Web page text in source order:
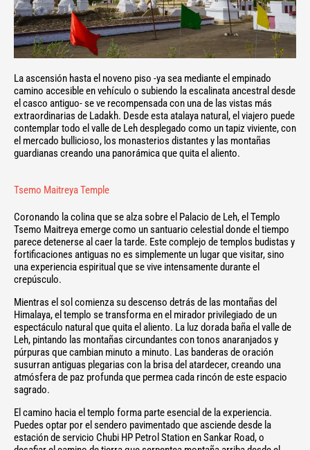
La ascensión hasta el noveno piso -ya sea mediante el empinado
camino accesible en vehículo o subiendo la escalinata ancestral desde
el casco antiguo- se ve recompensada con una de las vistas más
extraordinarias de Ladakh. Desde esta atalaya natural, el viajero puede
contemplar todo el valle de Leh desplegado como un tapiz viviente, con
el mercado bullicioso, los monasterios distantes y las montañas
guardianas creando una panorámica que quita el aliento.
Tsemo Maitreya Temple
Coronando la colina que se alza sobre el Palacio de Leh, el Templo
Tsemo Maitreya emerge como un santuario celestial donde el tiempo
parece detenerse al caer la tarde. Este complejo de templos budistas y
fortificaciones antiguas no es simplemente un lugar que visitar, sino
una experiencia espiritual que se vive intensamente durante el
crepúsculo.
Mientras el sol comienza su descenso detrás de las montañas del
Himalaya, el templo se transforma en el mirador privilegiado de un
espectáculo natural que quita el aliento. La luz dorada baña el valle de
Leh, pintando las montañas circundantes con tonos anaranjados y
púrpuras que cambian minuto a minuto. Las banderas de oración
susurran antiguas plegarias con la brisa del atardecer, creando una
atmósfera de paz profunda que permea cada rincón de este espacio
sagrado.
El camino hacia el templo forma parte esencial de la experiencia.
Puedes optar por el sendero pavimentado que asciende desde la
estación de servicio Chubi HP Petrol Station en Sankar Road, o